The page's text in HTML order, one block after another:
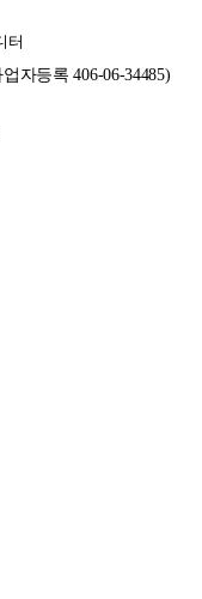
터
자등록 406-06-34485)